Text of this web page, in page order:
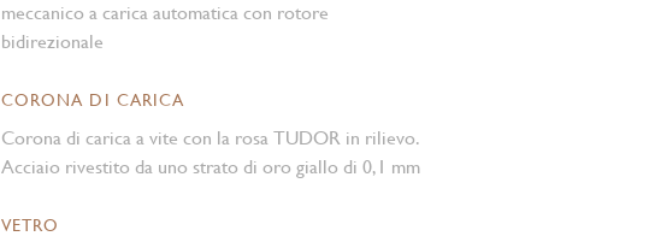
meccanico a carica automatica con rotore
bidirezionale
CORONA DI CARICA
Corona di carica a vite con la rosa TUDOR in rilievo.
Acciaio rivestito da uno strato di oro giallo di 0,1 mm
VETRO